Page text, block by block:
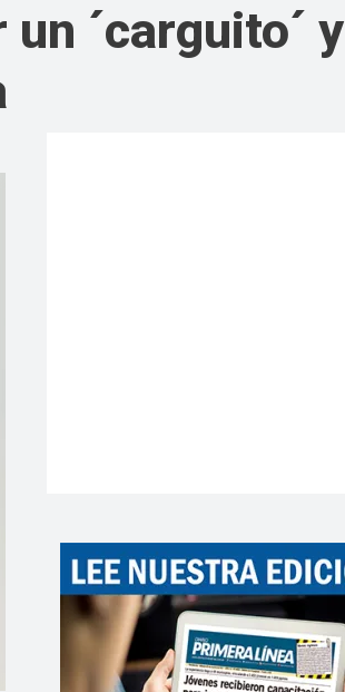
´carguito´ y